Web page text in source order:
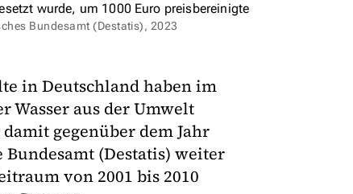
wurde, um 1000 Euro preisbereinigte
Bundesamt (Destatis), 2023
in Deutschland haben im
Wasser aus der Umwelt
gegenüber dem Jahr
Bundesamt (Destatis) weiter
von 2001 bis 2010